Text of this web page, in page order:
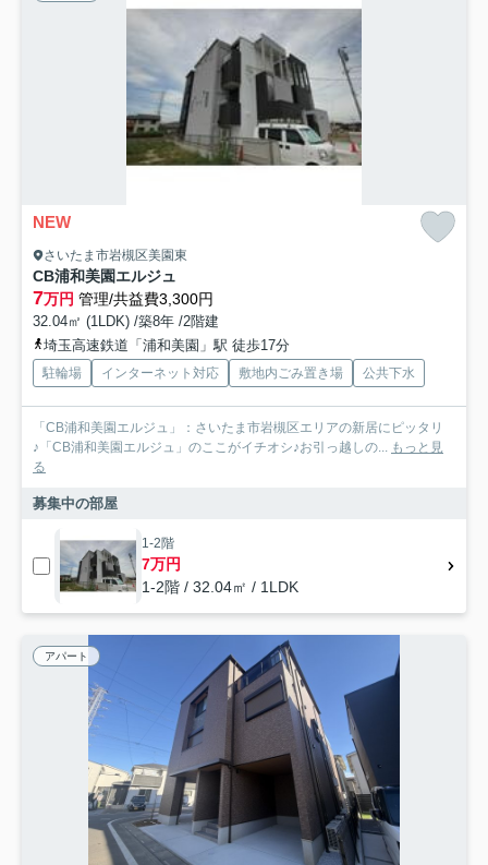
NEW
さいたま市岩槻区美園東
CB浦和美園エルジュ
7万円 管理/共益費3,300円
32.04㎡ (1LDK) /築8年 /2階建
埼玉高速鉄道「浦和美園」駅 徒歩17分
駐輪場 インターネット対応 敷地内ごみ置き場 公共下水
「CB浦和美園エルジュ」：さいたま市岩槻区エリアの新居にピッタリ
♪「CB浦和美園エルジュ」のここがイチオシ♪お引っ越しの... もっと見
る
募集中の部屋
1-2階
7万円
1-2階 / 32.04㎡ / 1LDK
アパート